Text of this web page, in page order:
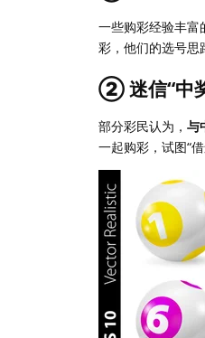
一些购彩经验丰富
彩，他们的选号思
② 迷信“中
部分彩民认为， 与
一起购彩，试图“借